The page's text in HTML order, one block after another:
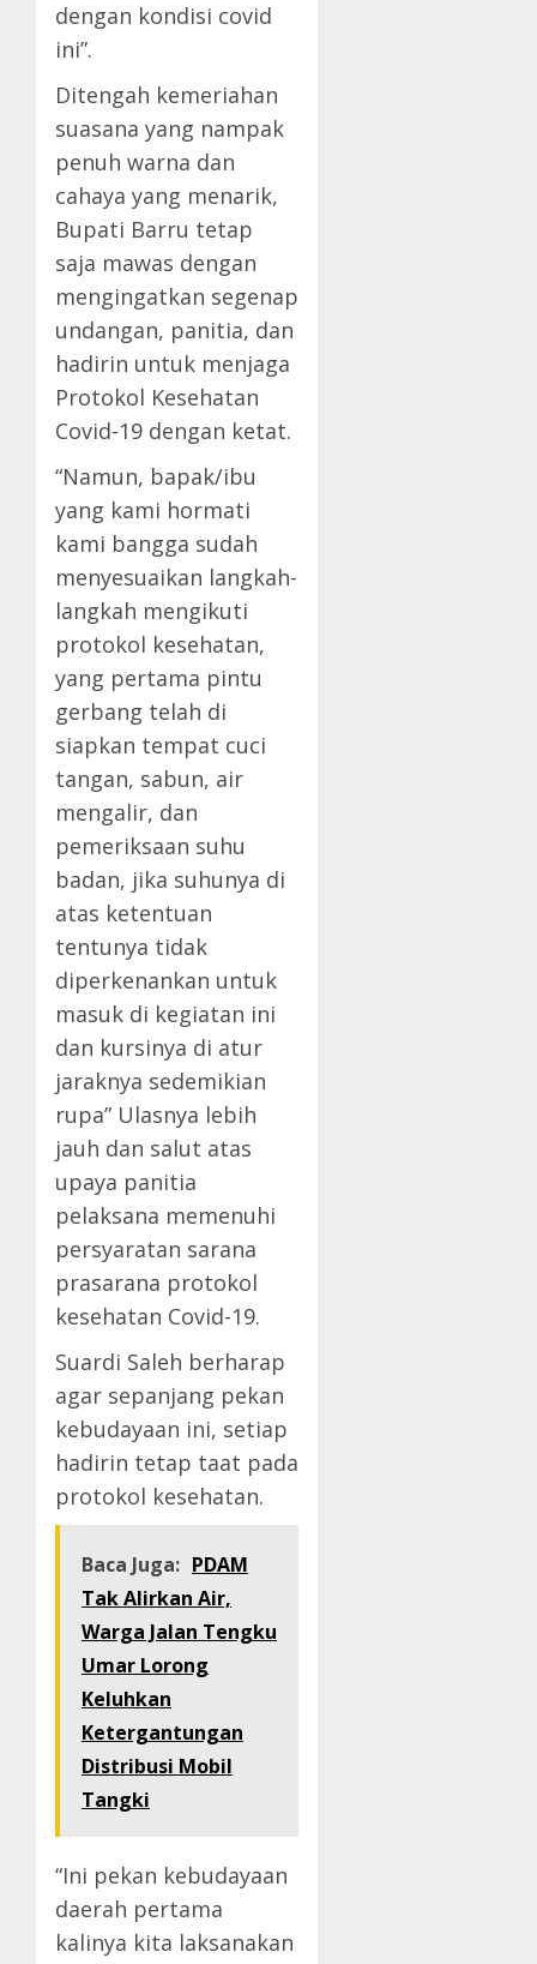
dengan kondisi covid
ini”.
Ditengah kemeriahan
suasana yang nampak
penuh warna dan
cahaya yang menarik,
Bupati Barru tetap
saja mawas dengan
mengingatkan segenap
undangan, panitia, dan
hadirin untuk menjaga
Protokol Kesehatan
Covid-19 dengan ketat.
“Namun, bapak/ibu
yang kami hormati
kami bangga sudah
menyesuaikan langkah-
langkah mengikuti
protokol kesehatan,
yang pertama pintu
gerbang telah di
siapkan tempat cuci
tangan, sabun, air
mengalir, dan
pemeriksaan suhu
badan, jika suhunya di
atas ketentuan
tentunya tidak
diperkenankan untuk
masuk di kegiatan ini
dan kursinya di atur
jaraknya sedemikian
rupa” Ulasnya lebih
jauh dan salut atas
upaya panitia
pelaksana memenuhi
persyaratan sarana
prasarana protokol
kesehatan Covid-19.
Suardi Saleh berharap
agar sepanjang pekan
kebudayaan ini, setiap
hadirin tetap taat pada
protokol kesehatan.
Baca Juga: PDAM
Tak Alirkan Air,
Warga Jalan Tengku
Umar Lorong
Keluhkan
Ketergantungan
Distribusi Mobil
Tangki
“Ini pekan kebudayaan
daerah pertama
kalinya kita laksanakan